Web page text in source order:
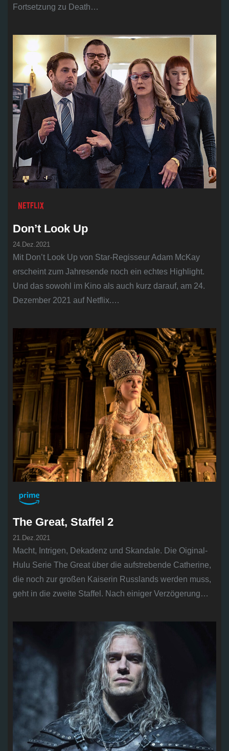
Fortsetzung zu Death…
Don’t Look Up
24.Dez.2021
Mit Don’t Look Up von Star-Regisseur Adam McKay
erscheint zum Jahresende noch ein echtes Highlight.
Und das sowohl im Kino als auch kurz darauf, am 24.
Dezember 2021 auf Netflix.…
The Great, Staffel 2
21.Dez.2021
Macht, Intrigen, Dekadenz und Skandale. Die Oiginal-
Hulu Serie The Great über die aufstrebende Catherine,
die noch zur großen Kaiserin Russlands werden muss,
geht in die zweite Staffel. Nach einiger Verzögerung…